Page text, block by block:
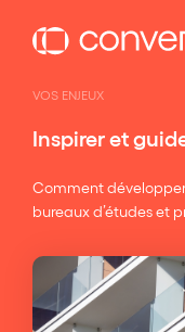
VOS ENJEUX
Inspirer et
Comment
bureaux d’études et